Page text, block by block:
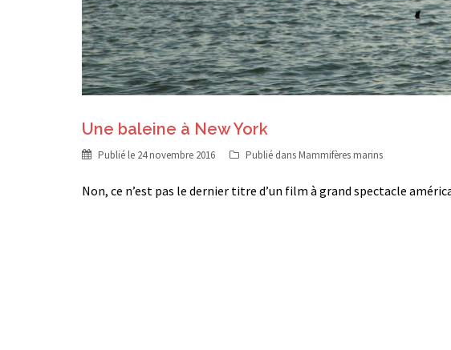
Une baleine à New York
Publié le 24 novembre 2016 Publié dans Mammifères marins
Non, ce n’est pas le dernier titre d’un film à grand spectacle